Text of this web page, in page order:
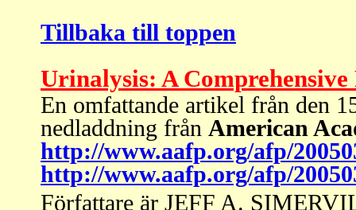
Tillbaka till toppen
Urinalysis: A Comprehensive
En omfattande artikel från den
nedladdning från American
http://www.aafp.org/afp/
http://www.aafp.org/afp/
Författare är JEFF A.